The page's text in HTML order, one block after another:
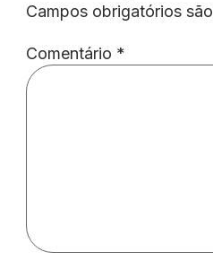
Campos obrigatórios
Comentário *